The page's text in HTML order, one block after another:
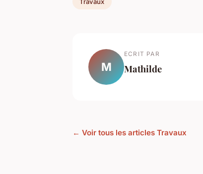
M
ECRIT PAR
Mathilde
← Voir tous les articles Travaux